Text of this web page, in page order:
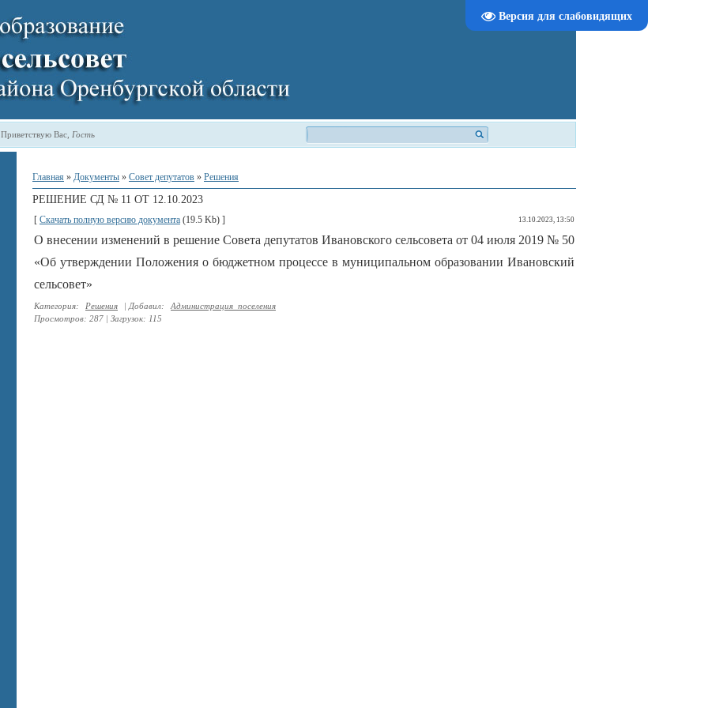
Версия для слабовидящих
Приветствую Вас Гость
Главная » Документы » Совет депутатов » Решения
РЕШЕНИЕ СД № 11 ОТ 12.10.2023
[ Скачать полную версию документа (19.5 Kb) ] 13.10.2023, 13:50
О внесении изменений в решение Совета депутатов Ивановского сельсовета от 04 июля 2019 № 50
«Об утверждении Положения о бюджетном процессе в муниципальном образовании Ивановский
сельсовет»
Категория: Решения | Добавил:
Администрация_поселения
Просмотров: 287 | Загрузок: 115